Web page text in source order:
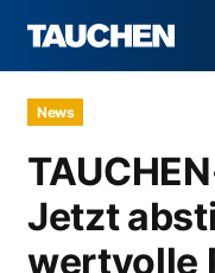
News
Jetzt
wertvolle